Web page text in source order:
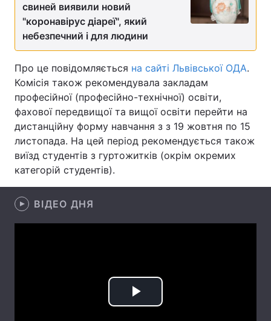
Зброя
Здоров'я Туризм
Погода
Екологія Регіони
Лонгріди
Відео з Youtube Статті
Архів
свиней виявили новий
"коронавірус діареї", який
небезпечний і для людини
Про це повідомляється на сайті Львівської ОДА.
Комісія також рекомендувала закладам
професійної (професійно-технічної) освіти,
фахової передвищої та вищої освіти перейти на
дистанційну форму навчання з з 19 жовтня по 15
листопада. На цей період рекомендується також
виїзд студентів з гуртожитків (окрім окремих
категорій студентів).
ВІДЕО ДНЯ
Play